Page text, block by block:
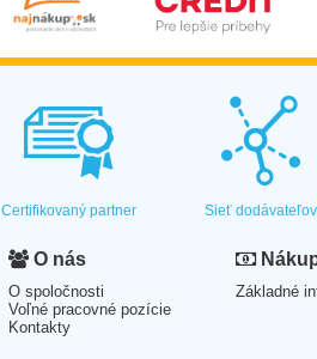
Certifikovaný partner Sieť dodávateľov
O nás
O spoločnosti
Voľné pracovné pozície
Kontakty
Základné